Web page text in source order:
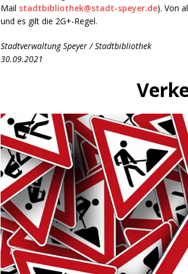
Mail stadtbibliothek@stadt-speyer.de). Von
und es gilt die 2G+-Regel.
Stadtverwaltung Speyer / Stadtbibliothek
30.09.2021